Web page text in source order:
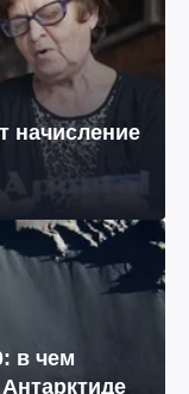
начисление
в чем